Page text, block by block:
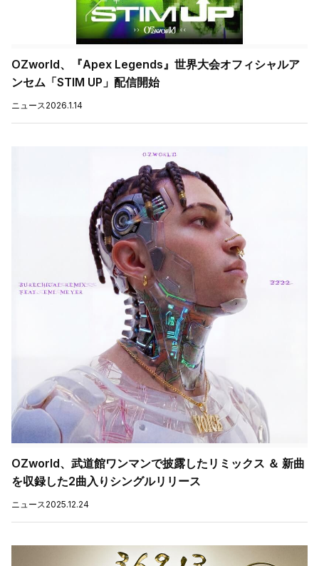
OZworld、『Apex Legends』世界大会オフィシャルア
ンセム「STIM UP」配信開始
ニュース2026.1.14
OZworld、武道館ワンマンで披露したリミックス ＆ 新曲
を収録した2曲入りシングルリリース
ニュース2025.12.24